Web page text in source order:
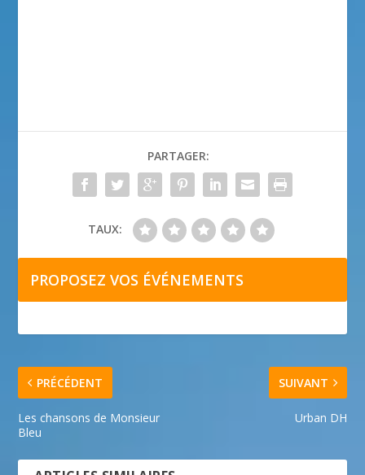
PARTAGER:
TAUX:
PROPOSEZ VOS ÉVÉNEMENTS
PRÉCÉDENT
Les chansons de Monsieur
Bleu
SUIVANT
Urban DH